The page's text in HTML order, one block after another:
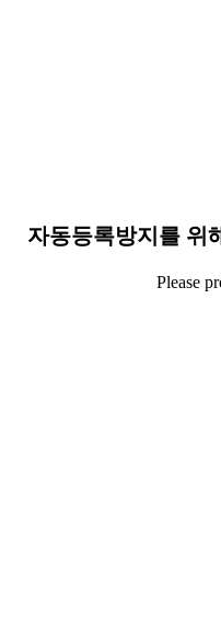
자동등록방지를 위
Please